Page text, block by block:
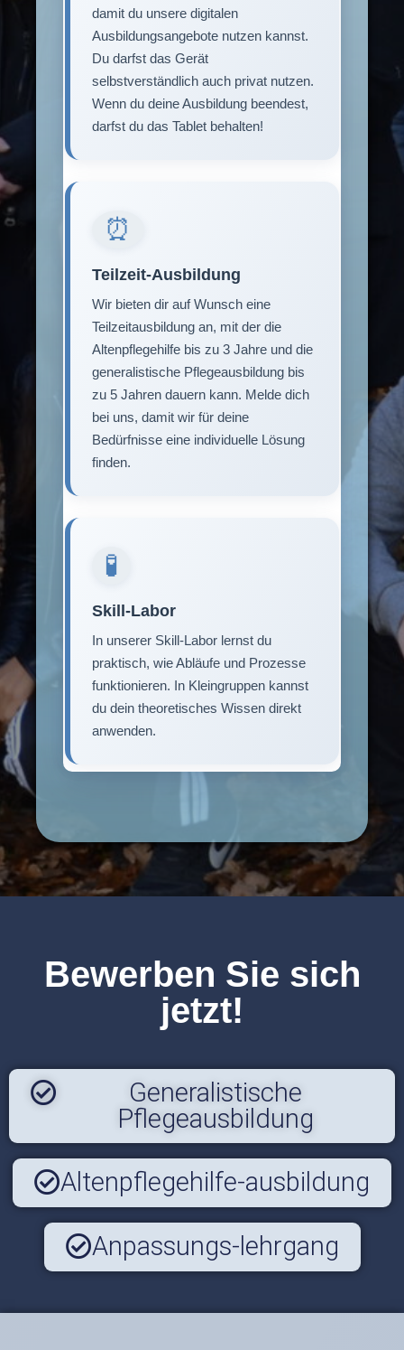
damit du unsere digitalen
Ausbildungsangebote nutzen kannst.
Du darfst das Gerät
selbstverständlich auch privat nutzen.
Wenn du deine Ausbildung beendest,
darfst du das Tablet behalten!
⏰
Teilzeit-Ausbildung
Wir bieten dir auf Wunsch eine
Teilzeitausbildung an, mit der die
Altenpflegehilfe bis zu 3 Jahre und die
generalistische Pflegeausbildung bis
zu 5 Jahren dauern kann. Melde dich
bei uns, damit wir für deine
Bedürfnisse eine individuelle Lösung
finden.
🧪
Skill-Labor
In unserer Skill-Labor lernst du
praktisch, wie Abläufe und Prozesse
funktionieren. In Kleingruppen kannst
du dein theoretisches Wissen direkt
anwenden.
Bewerben Sie sich
jetzt!
Generalistische
Pflegeausbildung
Altenpflegehilfe-ausbildung
Anpassungs-lehrgang